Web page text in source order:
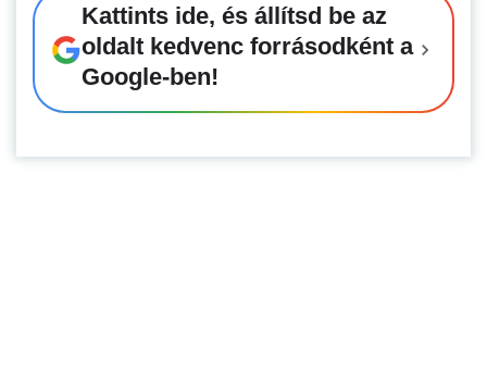
Kattints ide, és állítsd be az
oldalt kedvenc forrásodként a
Google-ben!